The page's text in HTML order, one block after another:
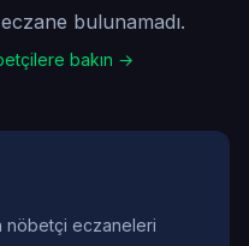
bulunamadı.
bakın →
nöbetçi eczaneleri